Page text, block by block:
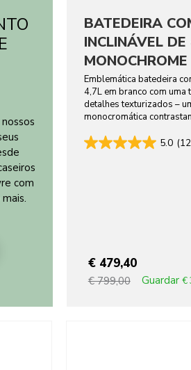
com
BATEDEIRA
INCLINÁVEL
Emblemática batedeira
4,7L em branco com uma
detalhes texturizados –
monocromática
5.0
€ 479,40
€ 799,00 Guardar €